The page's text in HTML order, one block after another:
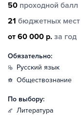
50 проходной балл
21 бюджетных мест
от 60 000 р. за год
Обязательно:
русский язык
обществознание
По выбору:
литература